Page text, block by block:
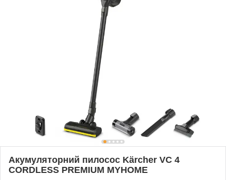
Акумуляторний пилосос Kärcher VC 4
CORDLESS PREMIUM MYHOME